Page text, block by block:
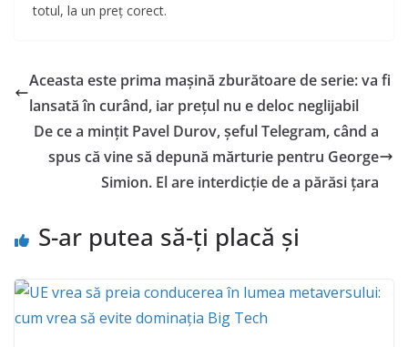
totul, la un preț corect.
Aceasta este prima mașină zburătoare de serie: va fi
lansată în curând, iar prețul nu e deloc neglijabil
De ce a mințit Pavel Durov, șeful Telegram, când a
spus că vine să depună mărturie pentru George
Simion. El are interdicție de a părăsi țara
S-ar putea să-ți placă și